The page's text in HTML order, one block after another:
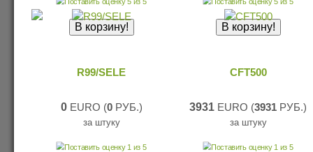
R99/SELE
0EURO (0РУБ.)
за штуку
CFT500
3931 EURO (3931 РУБ.)
за штуку